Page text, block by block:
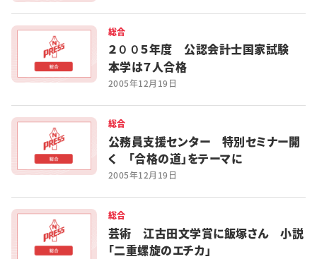
総合
２００５年度 公認会計士国家試験
本学は７人合格
2005年12月19日
総合
公務員支援センター 特別セミナー開
く 「合格の道」をテーマに
2005年12月19日
総合
芸術 江古田文学賞に飯塚さん 小説
「二重螺旋のエチカ」